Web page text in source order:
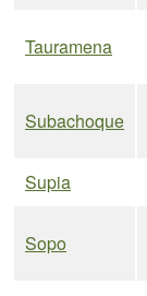
Tauramena
Subachoque
Supia
Sopo